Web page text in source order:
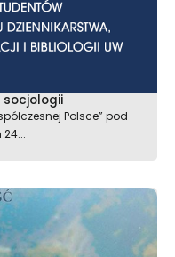
socjologii
Polsce” pod